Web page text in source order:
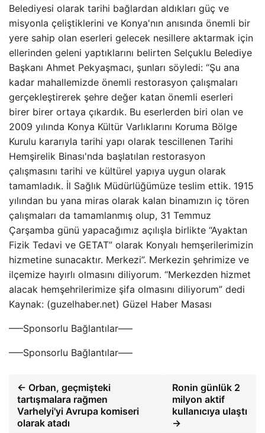
Belediyesi olarak tarihi bağlardan aldıkları güç ve
misyonla çeliştiklerini ve Konya'nın anısında önemli bir
yere sahip olan eserleri gelecek nesillere aktarmak için
ellerinden geleni yaptıklarını belirten Selçuklu Belediye
Başkanı Ahmet Pekyaşmacı, şunları söyledi: “Şu ana
kadar mahallemizde önemli restorasyon çalışmaları
gerçekleştirerek şehre değer katan önemli eserleri
birer birer ortaya çıkardık. Bu eserlerden biri olan ve
2009 yılında Konya Kültür Varlıklarını Koruma Bölge
Kurulu kararıyla tarihi yapı olarak tescillenen Tarihi
Hemşirelik Binası'nda başlatılan restorasyon
çalışmasını tarihi ve kültürel yapıya uygun olarak
tamamladık. İl Sağlık Müdürlüğümüze teslim ettik. 1915
yılından bu yana miras olarak kalan binamızın iç tören
çalışmaları da tamamlanmış olup, 31 Temmuz
Çarşamba günü yapacağımız açılışla birlikte “Ayaktan
Fizik Tedavi ve GETAT” olarak Konyalı hemşerilerimizin
hizmetine sunacaktır. Merkezi”. Merkezin şehrimize ve
ilçemize hayırlı olmasını diliyorum. “Merkezden hizmet
alacak hemşehrilerimize şifa olmasını diliyorum” dedi
Kaynak: (guzelhaber.net) Güzel Haber Masası
—–Sponsorlu Bağlantılar—–
—–Sponsorlu Bağlantılar—–
← Orban, geçmişteki
tartışmalara rağmen
Varhelyi'yi Avrupa komiseri
olarak atadı
Ronin günlük 2
milyon aktif
kullanıcıya ulaştı
→